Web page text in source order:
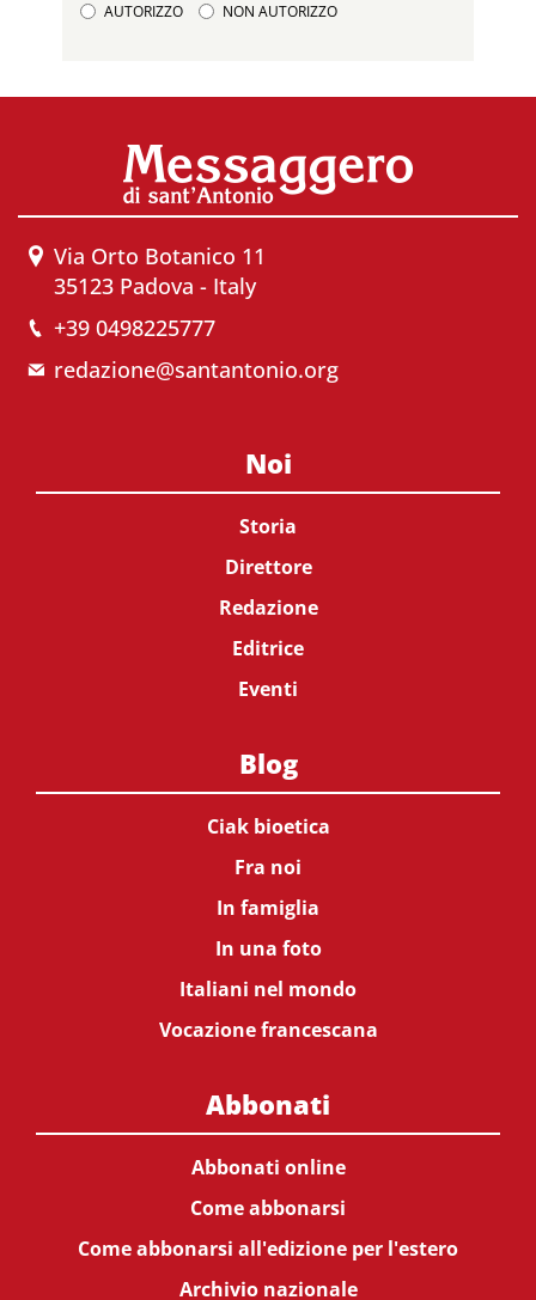
AUTORIZZO NON AUTORIZZO
Via Orto Botanico 11
35123 Padova - Italy
+39 0498225777
redazione@santantonio.org
Noi
Storia
Direttore
Redazione
Editrice
Eventi
Blog
Ciak bioetica
Fra noi
In famiglia
In una foto
Italiani nel mondo
Vocazione francescana
Abbonati
Abbonati online
Come abbonarsi
Come abbonarsi all'edizione per l'estero
Archivio nazionale